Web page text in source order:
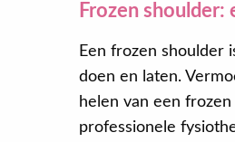
Frozen
Een frozen shoulder
doen en laten.
helen van een
professionele